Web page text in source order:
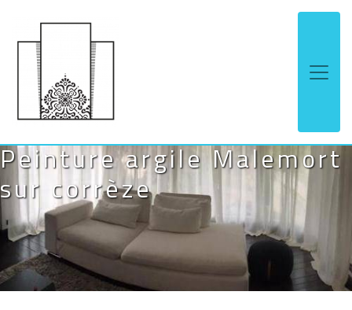
Peinture argile Malemort
sur corrèze